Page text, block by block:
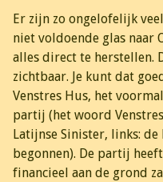
Er zijn zo ongelofelijk
niet voldoende glas naar
alles direct te herstellen.
zichtbaar. Je kunt dat
Venstres Hus, het
partij (het woord
Latijnse Sinister, links:
begonnen). De partij
financieel aan de grond